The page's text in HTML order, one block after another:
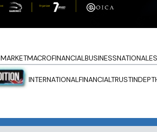
MARKETMACROFINANCIALBUSINESSNATIONAL
INTERNATIONALFINANCIALTRUST